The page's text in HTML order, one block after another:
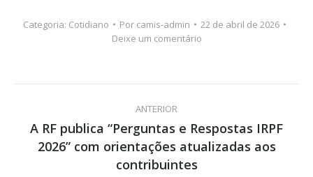
Categoria: Cotidiano Por camis-admin
22 de abril de 2026
Deixe um comentário
Navegação
de
post:
ANTERIOR
Post
anterior:
A RF publica “Perguntas e Respostas IRPF
2026” com orientações atualizadas aos
contribuintes